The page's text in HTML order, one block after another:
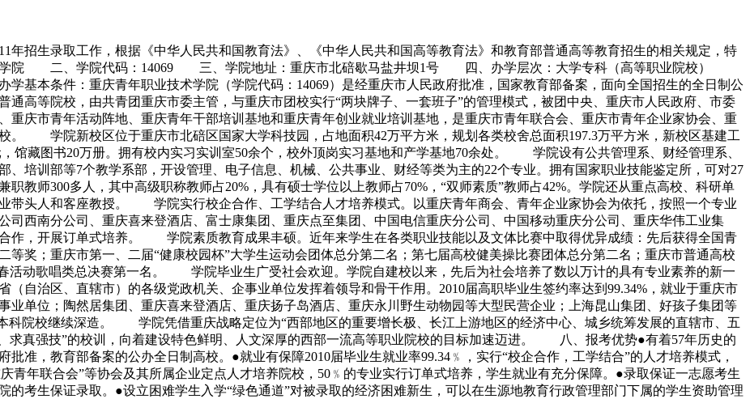
招生录取工作，根据《中华人民共和国教育法》、《中华人民共和国高等教育法》和教育部普通高等教育招生的相关规定，特
院 二、学院代码：14069 三、学院地址：重庆市北碚歇马盐井坝1号 四、办学层次：大学专科（高等职业院校）
本条件：重庆青年职业技术学院（学院代码：14069）是经重庆市人民政府批准，国家教育部备案，面向全国招生的全日制公
通高等院校，由共青团重庆市委主管，与重庆市团校实行“两块牌子、一套班子”的管理模式，被团中央、重庆市人民政府、市委
重庆市青年活动阵地、重庆青年干部培训基地和重庆青年创业就业培训基地，是重庆市青年联合会、重庆市青年企业家协会、重
。 学院新校区位于重庆市北碚区国家大学科技园，占地面积42万平方米，规划各类校舍总面积197.3万平方米，新校区基建工
馆藏图书20万册。拥有校内实习实训室50余个，校外顶岗实习基地和产学基地70余处。 学院设有公共管理系、财经管理系、
、培训部等7个教学系部，开设管理、电子信息、机械、公共事业、财经等类为主的22个专业。拥有国家职业技能鉴定所，可对27
师300多人，其中高级职称教师占20%，具有硕士学位以上教师占70%，“双师素质”教师占42%。学院还从重点高校、科研单
带头人和客座教授。 学院实行校企合作、工学结合人才培养模式。以重庆青年商会、青年企业家协会为依托，按照一个专业
司西南分公司、重庆喜来登酒店、富士康集团、重庆点至集团、中国电信重庆分公司、中国移动重庆分公司、重庆华伟工业集
作，开展订单式培养。 学院素质教育成果丰硕。近年来学生在各类职业技能以及文体比赛中取得优异成绩：先后获得全国青
等奖；重庆市第一、二届“健康校园杯”大学生运动会团体总分第二名；第七届高校健美操比赛团体总分第二名；重庆市普通高校
活动歌唱类总决赛第一名。 学院毕业生广受社会欢迎。学院自建校以来，先后为社会培养了数以万计的具有专业素养的新一
自治区、直辖市）的各级党政机关、企事业单位发挥着领导和骨干作用。2010届高职毕业生签约率达到99.34%，就业于重庆市
业单位；陶然居集团、重庆喜来登酒店、重庆扬子岛酒店、重庆永川野生动物园等大型民营企业；上海昆山集团、好孩子集团等
科院校继续深造。 学院凭借重庆战略定位为“西部地区的重要增长极、长江上游地区的经济中心、城乡统筹发展的直辖市、五
求真强技”的校训，向着建设特色鲜明、人文深厚的西部一流高等职业院校的目标加速迈进。 八、报考优势●有着57年历史的
准，教育部备案的公办全日制高校。●就业有保障2010届毕业生就业率99.34﹪，实行“校企合作，工学结合”的人才培养模式，
青年联合会”等协会及其所属企业定点人才培养院校，50﹪的专业实行订单式培养，学生就业有充分保障。●录取保证一志愿考生
的考生保证录取。●设立困难学生入学“绿色通道”对被录取的经济困难新生，可以在生源地教育行政管理部门下属的学生资助管理